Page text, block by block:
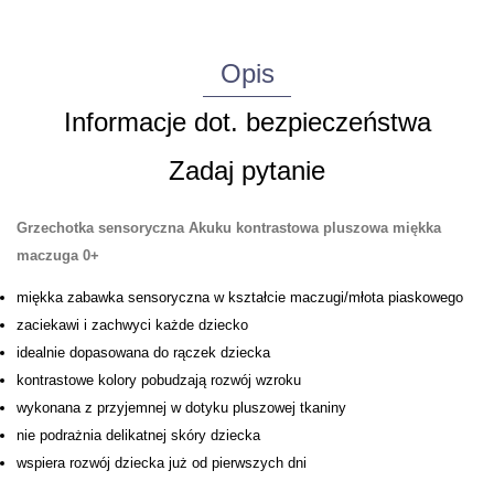
Opis
Informacje dot. bezpieczeństwa
Zadaj pytanie
Grzechotka sensoryczna Akuku kontrastowa pluszowa miękka
maczuga 0+
miękka zabawka sensoryczna w kształcie maczugi/młota piaskowego
zaciekawi i zachwyci każde dziecko
idealnie dopasowana do rączek dziecka
kontrastowe kolory pobudzają rozwój wzroku
wykonana z przyjemnej w dotyku pluszowej tkaniny
nie podrażnia delikatnej skóry dziecka
wspiera rozwój dziecka już od pierwszych dni